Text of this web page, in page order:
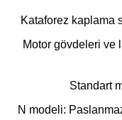
Kataforez kaplama
Motor gövdeleri ve
Standart
N modeli: